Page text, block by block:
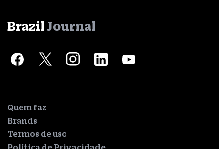
Brazil Journal
Quem faz
Brands
Termos de uso
Política de Privacidade